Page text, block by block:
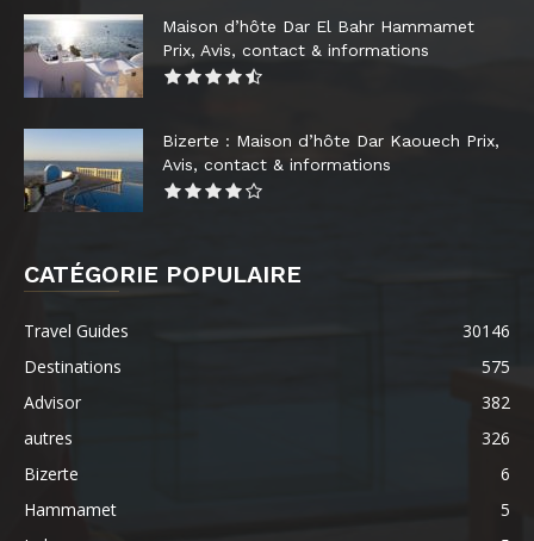
Maison d’hôte Dar El Bahr Hammamet
Prix, Avis, contact & informations
Bizerte : Maison d’hôte Dar Kaouech Prix,
Avis, contact & informations
CATÉGORIE POPULAIRE
Travel Guides
30146
Destinations
575
Advisor
382
autres
326
Bizerte
6
Hammamet
5